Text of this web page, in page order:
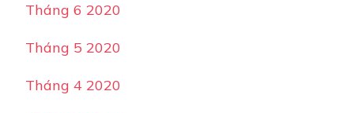
Tháng 6 2020
Tháng 5 2020
Tháng 4 2020